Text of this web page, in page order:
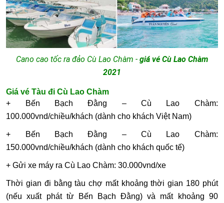
Cano cao tốc ra đảo Cù Lao Chàm - giá vé Cù Lao Chàm
2021
Giá vé Tàu đi Cù Lao Chàm
+ Bến Bạch Đằng – Cù Lao Chàm:
100.000vnd/chiều/khách (dành cho khách Việt Nam)
+ Bến Bạch Đằng – Cù Lao Chàm:
150.000vnd/chiều/khách (dành cho khách quốc tế)
+ Gửi xe máy ra Cù Lao Chàm: 30.000vnd/xe
Thời gian đi bằng tàu chợ mất khoảng thời gian 180 phút
(nếu xuất phát từ Bến Bạch Đằng) và mất khoảng 90